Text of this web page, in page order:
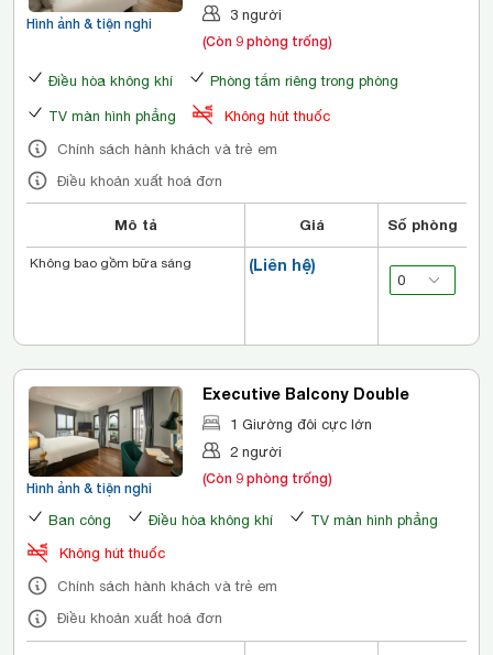
Hình ảnh & tiện nghi
3 người
(Còn 9 phòng trống)
Điều hòa không khí Phòng tắm riêng trong phòng
TV màn hình phẳng
Không hút thuốc
Chính sách hành khách và trẻ em
Điều khoản xuất hoá đơn
Mô tả Giá Số phòng
(Liên hệ)
Không bao gồm bữa sáng
Hình ảnh & tiện nghi
Executive Balcony Double
1 Giường đôi cực lớn
2 người
(Còn 9 phòng trống)
Ban công Điều hòa không khí
TV màn hình phẳng
Không hút thuốc
Chính sách hành khách và trẻ em
Điều khoản xuất hoá đơn